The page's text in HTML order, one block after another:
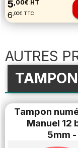
5,00€ HT
6 ,00€ TTC
AUTRES
Tampon
Manuel 12
5mm